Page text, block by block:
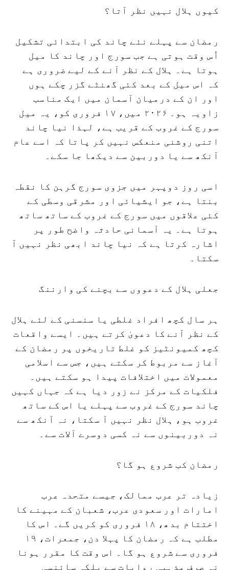
کیوں ہلال نہیں نظر آتا؟
رمضان سے پہلے نئے چاند کی ابتدائی تشکیل
اُس وقت ہوتی ہے جب سورج اور چاند کا میل
ہوتا ہے۔ ہلال کے نظر آنے کے لیے ضروری ہے
کہ اس میل کے بعد کئی گھنٹے گزر چکے ہوں
اور ان کے درمیان آسمان میں ایک مناسب
زاویہ ہو۔ ۲۰۲۶ میں، ۱۷ فروری کو، یہ میل
سورج کے غروب کے قریب ہے، لہذا نیا چاند
اتنی روشنی منعکس نہیں کر پاتا کہ اسے عام
آنکھ سے یا دوربین سے دیکھا جا سکے۔
اسی روز دوپہر میں جزوی سورج گرہن کا نقطہ
بنتا ہے، جو ایشیائی اور مشرقی وسطی کے
کئی علاقوں میں سورج کے غروب کے ساتھ ساتھ
ہوتا ہے۔ یہ آسمانی حادثہ واضح طور پر
اشارہ کرتا ہے کہ نیا چاند ابھی نظر نہیں آ
سکتا۔
جعلی ہلال کے دعووں سے بچنے کی وارننگ
ہر سال کچھ افراد غلطی یا سنسنی کے لئے ہلال
کے نظر آنے کا دعویٰ کرتے ہیں۔ ایسے واقعات
کچھ کمیونٹیز کو غلط تاریخوں پر رمضان کے
آغاز سے مربوط کر سکتے ہیں، جس سے اسلامی
معمولات میں اختلافات پیدا ہو سکتے ہیں۔
فلکیات کے مرکز نے زور دیا ہے کہ جہاں کہیں
چاند سورج کے غروب سے پہلے یا اس کے ساتھ
غروب ہو، ہلال نظر نہیں آ سکتا، نہ آنکھ سے
نہ دوربینوں سے نہ کسی دوسرے آلات سے۔
رمضان کب شروع ہو گا؟
زیادہ تر عرب ممالک، جیسے متحدہ عرب
امارات اور سعودی عرب، شعبان کے مہینے کا
اختتام بدھ، ۱۸ فروری کو کریں گے۔ اس کا
مطلب ہے کہ رمضان کا پہلا دن، جمعرات، ۱۹
فروری سے شروع ہو گا۔ اس وقت کا مقرر ہونا
نہ صرف مذہبی روایات سے بلکہ سائنسی